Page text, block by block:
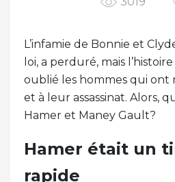
L’infamie de Bonnie et
loi, a perduré, mais
oublié les hommes qui ont
et à leur assassinat. Alors,
Hamer et Maney Gault?
Hamer était un
rapide